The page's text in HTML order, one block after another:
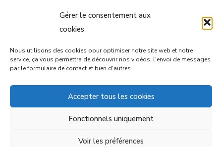
Gérer le consentement aux
cookies
Nous utilisons des cookies pour optimiser notre site web et notre
service, ça vous permettra de découvrir nos vidéos, l'envoi de messages
par le formulaire de contact et bien d'autres.
Accepter tous les cookies
Fonctionnels uniquement
Voir les préférences
Mentions légales
Orocom.fr